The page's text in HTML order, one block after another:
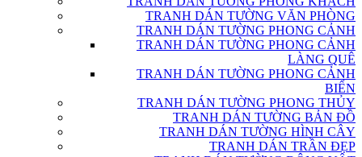
TRANH DÁN TƯỜNG VĂN PHÒNG
TRANH DÁN TƯỜNG PHONG CẢNH
TRANH DÁN TƯỜNG PHONG CẢNH
LÀNG QUÊ
TRANH DÁN TƯỜNG PHONG CẢNH
BIỂN
TRANH DÁN TƯỜNG PHONG THỦY
TRANH DÁN TƯỜNG BẢN ĐỒ
TRANH DÁN TƯỜNG HÌNH CÂY
TRANH DÁN TRẦN ĐẸP